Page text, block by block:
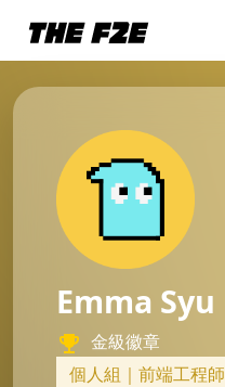
Emma Syu
金級徽章
個人組｜前端工程師